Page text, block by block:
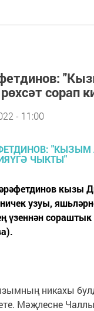
сорап
- 11:00
кызы
узуы,
үзеннән
никахы
Мәҗлесне